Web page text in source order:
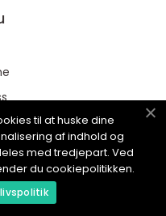
til at huske dine
af indhold og
med tredjepart. Ved
du cookiepolitikken.